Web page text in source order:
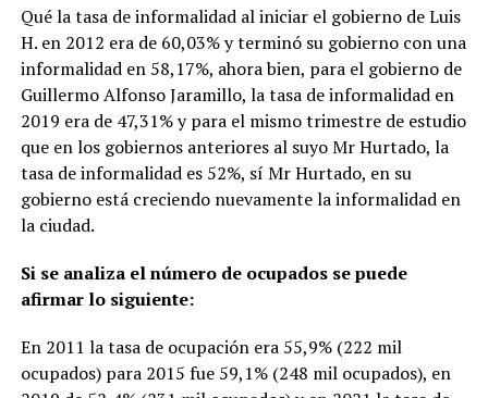
Qué la tasa de informalidad al iniciar el gobierno de Luis
H. en 2012 era de 60,03% y terminó su gobierno con una
informalidad en 58,17%, ahora bien, para el gobierno de
Guillermo Alfonso Jaramillo, la tasa de informalidad en
2019 era de 47,31% y para el mismo trimestre de estudio
que en los gobiernos anteriores al suyo Mr Hurtado, la
tasa de informalidad es 52%, sí Mr Hurtado, en su
gobierno está creciendo nuevamente la informalidad en
la ciudad.
Si se analiza el número de ocupados se puede
afirmar lo siguiente:
En 2011 la tasa de ocupación era 55,9% (222 mil
ocupados) para 2015 fue 59,1% (248 mil ocupados), en